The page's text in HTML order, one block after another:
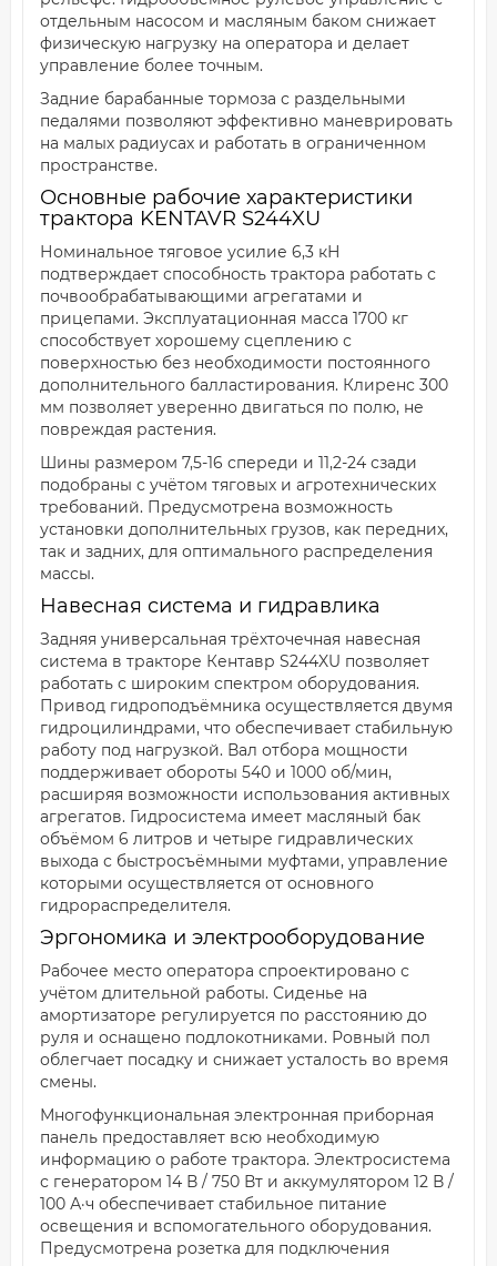
отдельным насосом и масляным баком снижает
физическую нагрузку на оператора и делает
управление более точным.
Задние барабанные тормоза с раздельными
педалями позволяют эффективно маневрировать
на малых радиусах и работать в ограниченном
пространстве.
Основные рабочие характеристики
трактора KENTAVR S244XU
Номинальное тяговое усилие 6,3 кН
подтверждает способность трактора работать с
почвообрабатывающими агрегатами и
прицепами. Эксплуатационная масса 1700 кг
способствует хорошему сцеплению с
поверхностью без необходимости постоянного
дополнительного балластирования. Клиренс 300
мм позволяет уверенно двигаться по полю, не
повреждая растения.
Шины размером 7,5-16 спереди и 11,2-24 сзади
подобраны с учётом тяговых и агротехнических
требований. Предусмотрена возможность
установки дополнительных грузов, как передних,
так и задних, для оптимального распределения
массы.
Навесная система и гидравлика
Задняя универсальная трёхточечная навесная
система в тракторе Кентавр S244XU позволяет
работать с широким спектром оборудования.
Привод гидроподъёмника осуществляется двумя
гидроцилиндрами, что обеспечивает стабильную
работу под нагрузкой. Вал отбора мощности
поддерживает обороты 540 и 1000 об/мин,
расширяя возможности использования активных
агрегатов. Гидросистема имеет масляный бак
объёмом 6 литров и четыре гидравлических
выхода с быстросъёмными муфтами, управление
которыми осуществляется от основного
гидрораспределителя.
Эргономика и электрооборудование
Рабочее место оператора спроектировано с
учётом длительной работы. Сиденье на
амортизаторе регулируется по расстоянию до
руля и оснащено подлокотниками. Ровный пол
облегчает посадку и снижает усталость во время
смены.
Многофункциональная электронная приборная
панель предоставляет всю необходимую
информацию о работе трактора. Электросистема
с генератором 14 В / 750 Вт и аккумулятором 12 В /
100 А·ч обеспечивает стабильное питание
освещения и вспомогательного оборудования.
Предусмотрена розетка для подключения